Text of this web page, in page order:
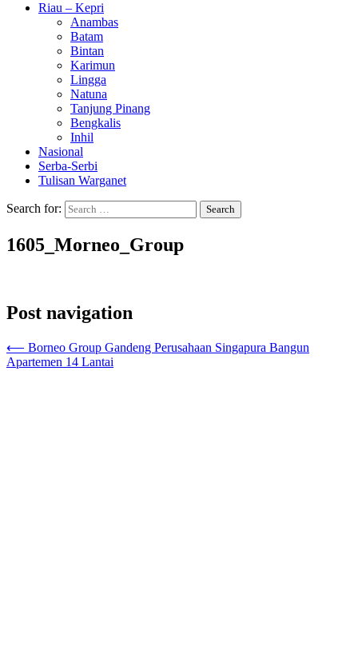
Riau – Kepri
Anambas
Batam
Bintan
Karimun
Lingga
Natuna
Tanjung Pinang
Bengkalis
Inhil
Nasional
Serba-Serbi
Tulisan Warganet
Search for:
1605_Morneo_Group
Post navigation
⟵ Borneo Group Gandeng Perusahaan Singapura Bangun
Apartemen 14 Lantai